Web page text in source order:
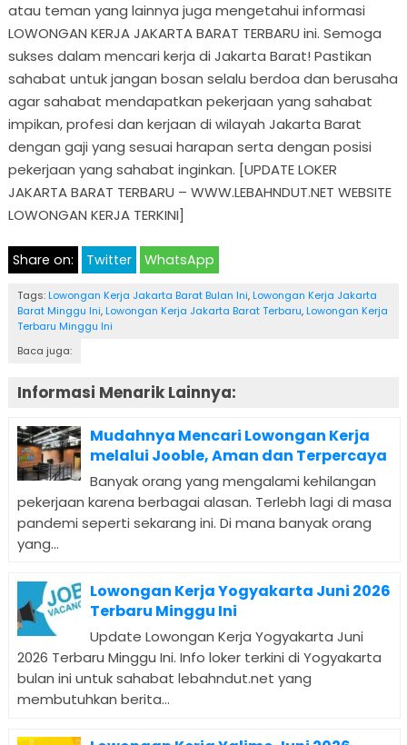
atau teman yang lainnya juga mengetahui informasi
LOWONGAN KERJA JAKARTA BARAT TERBARU ini. Semoga
sukses dalam mencari kerja di Jakarta Barat! Pastikan
sahabat untuk jangan bosan selalu berdoa dan berusaha
agar sahabat mendapatkan pekerjaan yang sahabat
impikan, profesi dan kerjaan di wilayah Jakarta Barat
dengan gaji yang sesuai harapan serta dengan posisi
pekerjaan yang sahabat inginkan. [UPDATE LOKER
JAKARTA BARAT TERBARU – WWW.LEBAHNDUT.NET WEBSITE
LOWONGAN KERJA TERKINI]
Share on: Twitter WhatsApp
Tags: Lowongan Kerja Jakarta Barat Bulan Ini, Lowongan Kerja Jakarta
Barat Minggu Ini, Lowongan Kerja Jakarta Barat Terbaru, Lowongan Kerja
Terbaru Minggu Ini
Baca juga:
Informasi Menarik Lainnya:
Mudahnya Mencari Lowongan Kerja
melalui Jooble, Aman dan Terpercaya
Banyak orang yang mengalami kehilangan
pekerjaan karena berbagai alasan. Terlebh lagi di masa
pandemi seperti sekarang ini. Di mana banyak orang
yang...
Lowongan Kerja Yogyakarta Juni 2026
Terbaru Minggu Ini
Update Lowongan Kerja Yogyakarta Juni
2026 Terbaru Minggu Ini. Info loker terkini di Yogyakarta
bulan ini untuk sahabat lebahndut.net yang
membutuhkan berita...